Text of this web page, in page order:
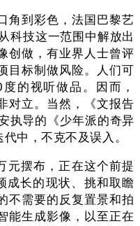
到彩色，法国巴黎艺
科技这一范围中解放出
创做，有业界人士曾评
目标制做风险。人们可
的视听做品。因而，
对立。当然，《文报告
执导的《少年派的奇异
中，不克不及误入。
摆布，正在这个前提
长的现状、挑和取瞻
不需要的反复置景和拍
能生成影像，以至正在